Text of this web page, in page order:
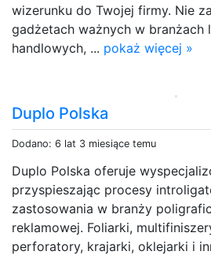
wizerunku do Twojej firmy. Nie
gadżetach ważnych w branżach
handlowych, ... pokaż więcej »
Duplo Polska
Dodano: 6 lat 3 miesiące temu
Duplo Polska oferuje
przyspieszając procesy
zastosowania w branży
reklamowej. Foliarki,
perforatory, krajarki, oklejarki i